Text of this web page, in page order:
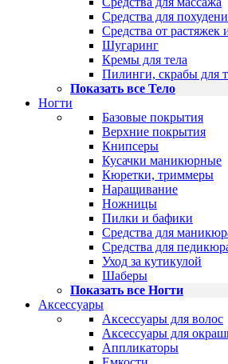
Средства для
Средства от растяжек
Шугаринг
Кремы для тела
Пилинги, скрабы для
Показать все Тело
Ногти
Базовые покрытия
Верхние покрытия
Книпсеры
Кусачки маникюрные
Кюретки, триммеры
Наращивание
Ножницы
Пилки и бафики
Средства для
Средства для
Уход за кутикулой
Шаберы
Показать все Ногти
Аксессуары
Аксессуары для волос
Аксессуары для
Аппликаторы